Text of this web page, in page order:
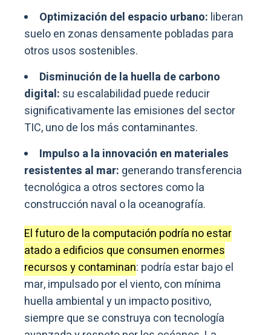
Optimización del espacio urbano: liberan
suelo en zonas densamente pobladas para
otros usos sostenibles.
Disminución de la huella de carbono
digital: su escalabilidad puede reducir
significativamente las emisiones del sector
TIC, uno de los más contaminantes.
Impulso a la innovación en materiales
resistentes al mar: generando transferencia
tecnológica a otros sectores como la
construcción naval o la oceanografía.
El futuro de la computación podría no estar
atado a edificios que consumen enormes
recursos y contaminan: podría estar bajo el
mar, impulsado por el viento, con mínima
huella ambiental y un impacto positivo,
siempre que se construya con tecnología